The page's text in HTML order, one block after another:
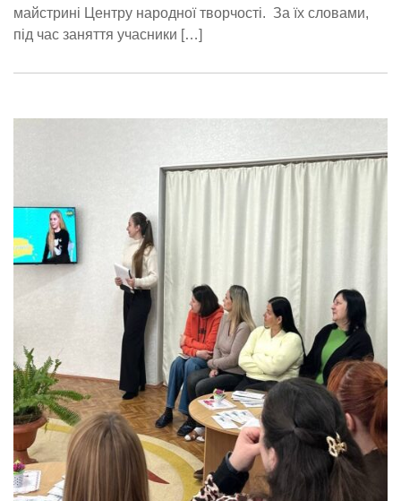
майстрині Центру народної творчості. За їх словами,
під час заняття учасники […]